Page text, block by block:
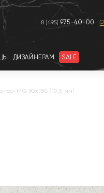
8 (495) 975-40-00
ДИЗАЙНЕРАМ SALE
MG 90x180 (10,5 мм)